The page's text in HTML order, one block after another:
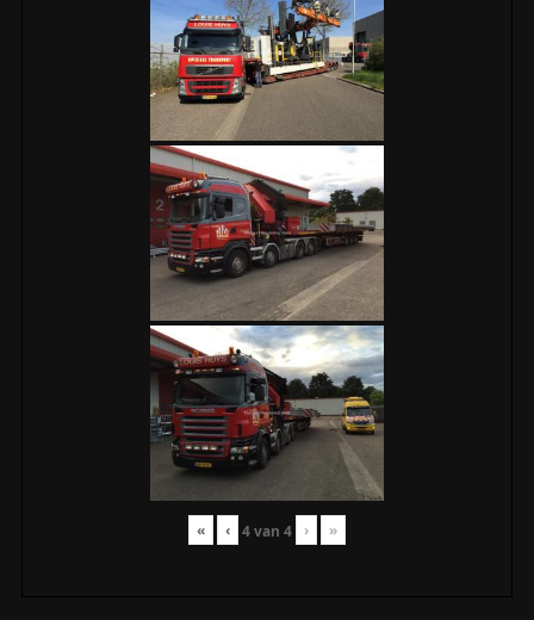
« ‹ 4van 4 › »